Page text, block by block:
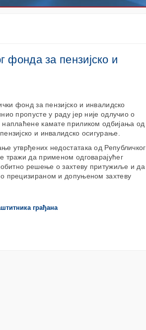
фонда за пензијско и
фонд за пензијско и инвалидско
пропусте у раду јер није одлучио о
наплаћене камате приликом одбијања од
и инвалидско осигурање.
утврђених недостатака од Републичког
тражи да применом одговарајућег
решење о захтеву притужиље и да
прецизираном и допуњеном захтеву
грађана